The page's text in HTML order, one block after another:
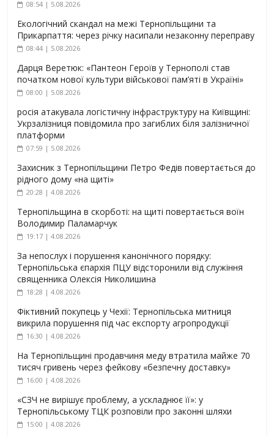
08:54 | 5.08.2026
Екологічний скандал на межі Тернопільщини та
Прикарпаття: через річку насипали незаконну переправу
08:44 | 5.08.2026
Дарця Веретюк: «Пантеон Героїв у Тернополі став
початком нової культури військової пам’яті в Україні»
08:00 | 5.08.2026
росія атакувала логістичну інфраструктуру на Київщині:
Укрзалізниця повідомила про загиблих біля залізничної
платформи
07:59 | 5.08.2026
Захисник з Тернопільщини Петро Федів повертається до
рідного дому «на щиті»
20:28 | 4.08.2026
Тернопільщина в скорботі: на щиті повертається воїн
Володимир Паламарчук
19:17 | 4.08.2026
За непослух і порушення канонічного порядку:
Тернопільська єпархія ПЦУ відсторонили від служіння
священника Олексія Николишина
18:28 | 4.08.2026
Фіктивний покупець у Чехії: Тернопільська митниця
викрила порушення під час експорту агропродукції
16:30 | 4.08.2026
На Тернопільщині продавчиня меду втратила майже 70
тисяч гривень через фейкову «безпечну доставку»
16:00 | 4.08.2026
«СЗЧ не вирішує проблему, а ускладнює її»: у
Тернопільському ТЦК розповіли про законні шляхи
15:00 | 4.08.2026